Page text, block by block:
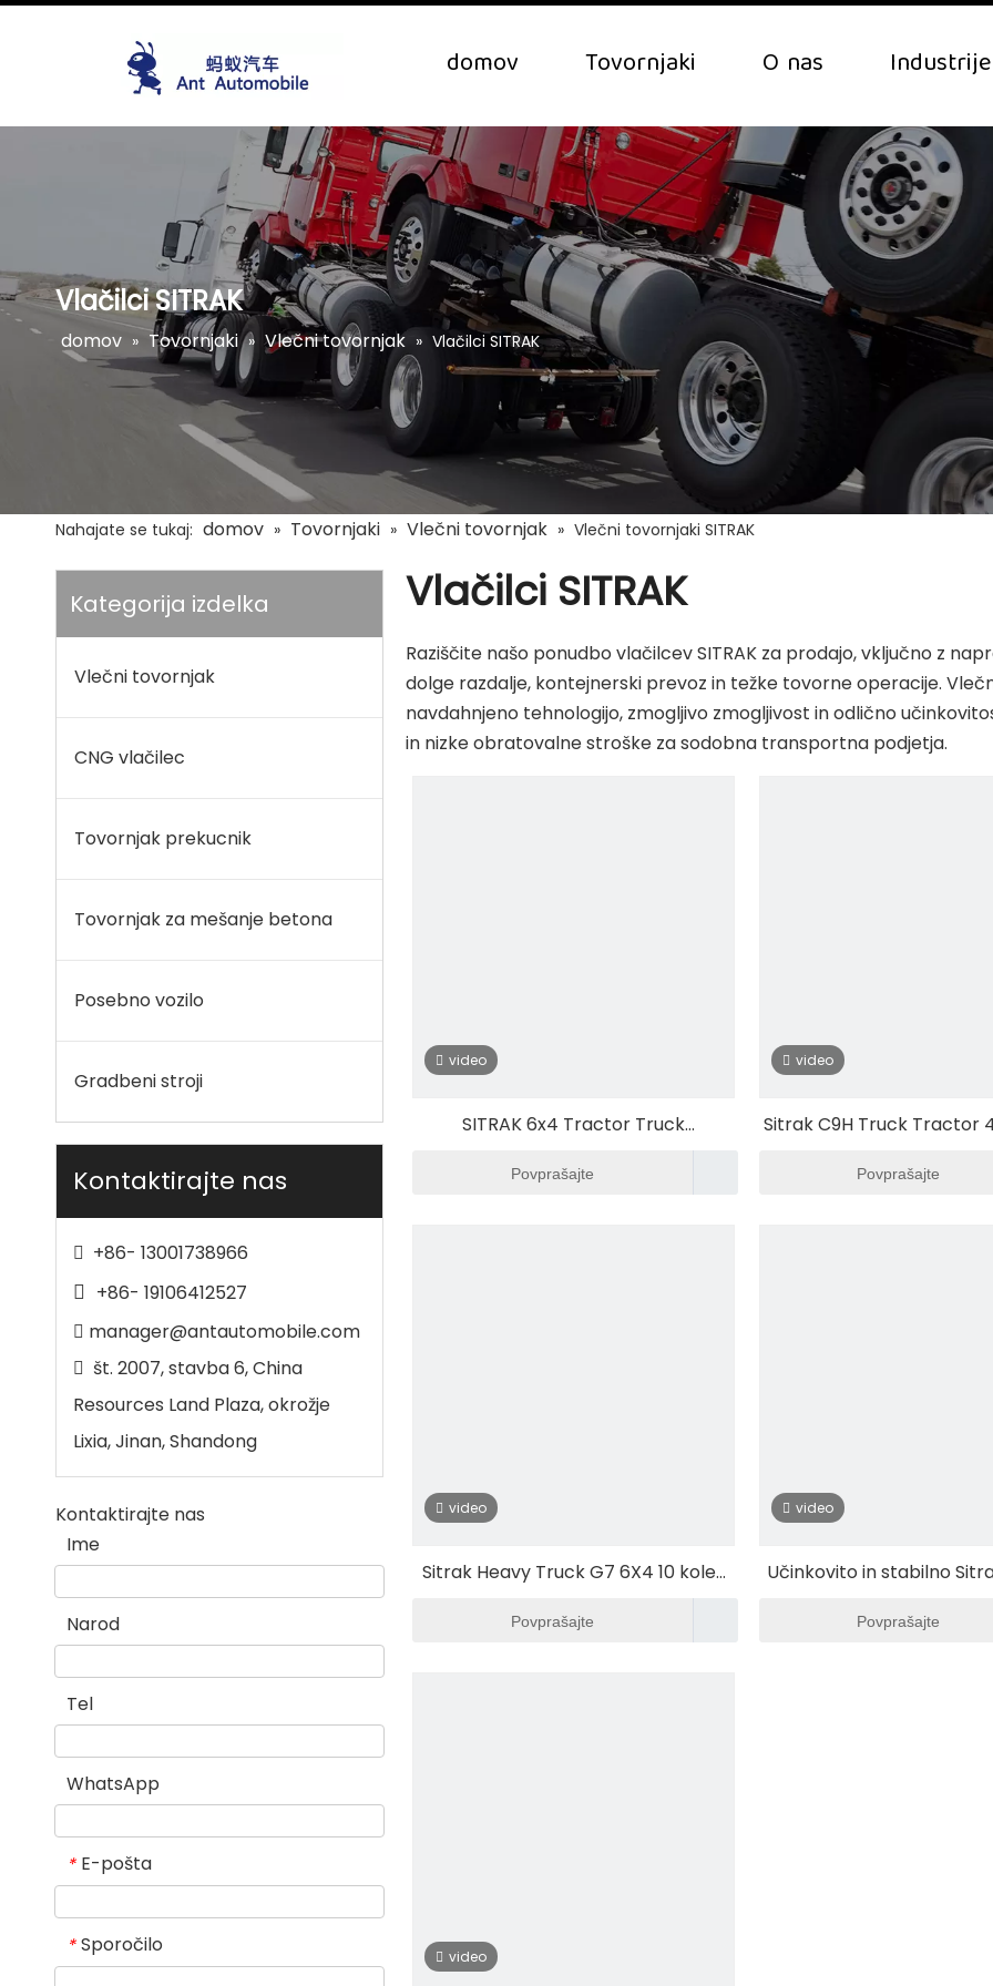
domov Tovornjaki O nas Industrije
Vlačilci SITRAK
domov » Tovornjaki » Vlečni tovornjak » Vlačilci SITRAK
Nahajate se tukaj: domov » Tovornjaki » Vlečni tovornjak » Vlečni tovornjaki SITRAK
Kategorija izdelka
Vlečni tovornjak
CNG vlačilec
Tovornjak prekucnik
Tovornjak za mešanje betona
Posebno vozilo
Gradbeni stroji
Kontaktirajte nas
 +86- 13001738966
 +86- 19106412527
 manager@antautomobile.com
 št. 2007, stavba 6, China
Resources Land Plaza, okrožje
Lixia, Jinan, Shandong
Kontaktirajte nas
Ime
Narod
Tel
WhatsApp
* E-pošta
* Sporočilo
Vlačilci SITRAK
Raziščite našo ponudbo vlačilcev SITRAK za prodajo, vključno z
dolge razdalje, kontejnerski prevoz in težke tovorne operacije.
navdahnjeno tehnologijo, zmogljivo zmogljivost in odlično
in nizke obratovalne stroške za sodobna transportna podjetja.
video
SITRAK 6x4 Tractor Truck
Avtomatski menjalnik C9H Cargo
Truck
Povprašajte
video
Sitrak C9H Truck Tractor
Povprašajte
video
Sitrak Heavy Truck G7 6X4 10 koles
40-tonski traktorski tovornjak
Povprašajte
video
Učinkovito in stabilno
menjalnikom Euro 6
Povprašajte
video